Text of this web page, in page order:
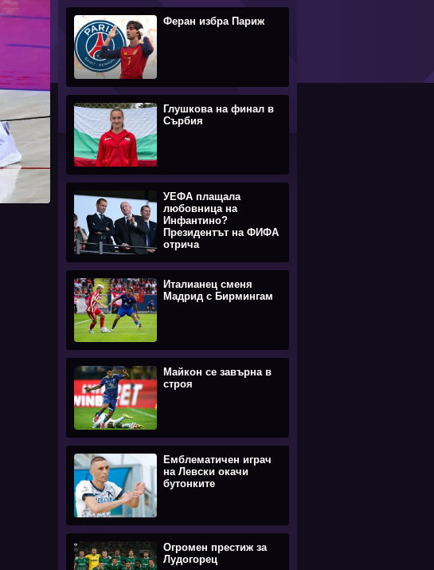
Феран избра Париж
Глушкова на финал в
Сърбия
УЕФА плащала
любовница на
Инфантино?
Президентът на ФИФА
отрича
Италианец сменя
Мадрид с Бирмингам
Майкон се завърна в
строя
Емблематичен играч
на Левски окачи
бутонките
Огромен престиж за
Лудогорец